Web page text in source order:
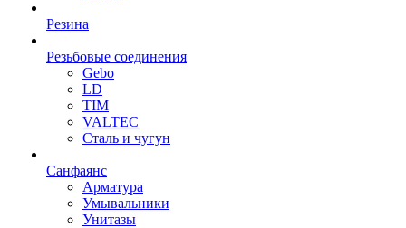
Резина
Резьбовые соединения
Gebo
LD
TIM
VALTEC
Сталь и чугун
Санфаянс
Арматура
Умывальники
Унитазы